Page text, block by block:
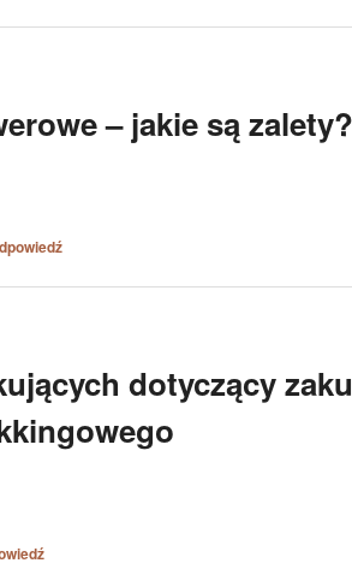
– jakie są zalety?
dotyczący